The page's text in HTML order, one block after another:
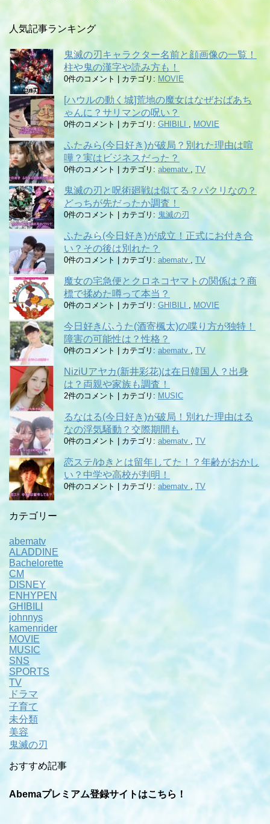
人気記事ランキング
鬼滅の刃キャラクター名前と顔画像の一覧！
柱や鬼の漢字や読み方も！
0件のコメント カテゴリ: MOVIE
[ハウルの動く城]荒地の魔女はなぜおばあち
ゃんに？サリマンの呪い？
0件のコメント カテゴリ: GHIBILI , MOVIE
ふたみら(今日好き)が破局？別れた理由は喧
嘩？実はビジネスだった？
0件のコメント カテゴリ: abematv , TV
鬼滅の刃と呪術廻戦は似てる？パクリなの？
どっちが先だったか調査！
0件のコメント カテゴリ: 鬼滅の刃
ふたみら(今日好き)が成立！正式にお付き合
い？その後は別れた？
0件のコメント カテゴリ: abematv , TV
魔女の宅急便とクロネコヤマトの関係は？商
標で揉めた噂って本当？
0件のコメント カテゴリ: GHIBILI , MOVIE
今日好き/ふうた(酒寄楓太)の喋り方が独特！
障害の可能性は？性格？
0件のコメント カテゴリ: abematv , TV
NiziUアヤカ(新井彩花)は在日韓国人？出身
は？両親や家族も調査！
2件のコメント カテゴリ: MUSIC
るなはる(今日好き)が破局！別れた理由はる
なの浮気騒動？交際期間も
0件のコメント カテゴリ: abematv , TV
恋ステ/ゆきとは留年してた！？年齢がおかし
い？中学や高校が判明！
0件のコメント カテゴリ: abematv , TV
カテゴリー
abematv
ALADDINE
Bachelorette
CM
DISNEY
ENHYPEN
GHIBILI
johnnys
kamenrider
MOVIE
MUSIC
SNS
SPORTS
TV
ドラマ
子育て
未分類
美容
鬼滅の刃
おすすめ記事
Abemaプレミアム登録サイトはこちら！